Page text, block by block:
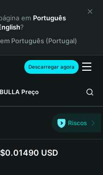
em Português
?
Português (Portugal)
Descarregar agora
BULLA Preço
Riscos
USD